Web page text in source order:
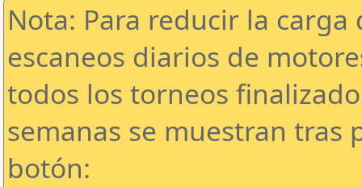
Nota: Para reducir la
escaneos diarios de
todos los torneos
semanas se muestran tras
botón: